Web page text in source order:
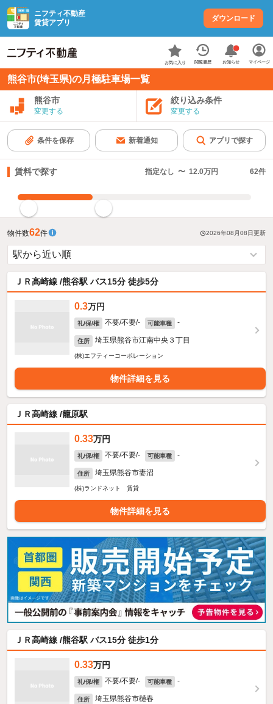
ニフティ不動産
賃貸アプリ
ダウンロード
お気に入り 閲覧履歴 お知らせ マイページ
熊谷市(埼玉県)の月極駐車場一覧
熊谷市
変更する
絞り込み条件
変更する
条件を保存 新着通知 アプリで探す
賃料で探す 指定なし 〜 12.0万円 62件
物件数62件 2026年08月08日更新
ＪＲ高崎線 /熊谷駅 バス15分 徒歩5分
0.3万円
礼/保/権 不要/不要/- 可能車種 -
住所 埼玉県熊谷市江南中央３丁目
(株)エフティーコーポレーション
物件詳細を見る
ＪＲ高崎線 /籠原駅
0.33万円
礼/保/権 不要/不要/- 可能車種 -
住所 埼玉県熊谷市妻沼
(株)ランドネット 賃貸
物件詳細を見る
ＪＲ高崎線 /熊谷駅 バス15分 徒歩1分
0.33万円
礼/保/権 不要/不要/- 可能車種 -
住所 埼玉県熊谷市樋春